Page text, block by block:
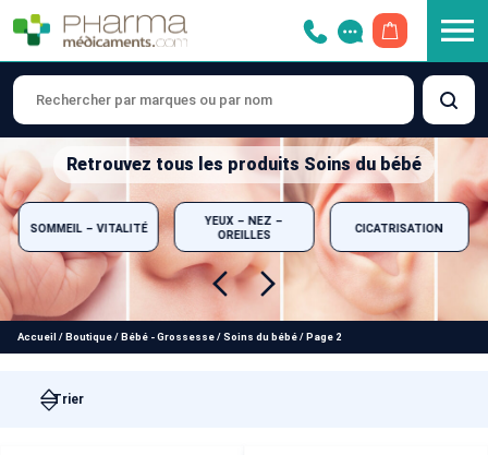
Retrouvez tous les produits Soins du bébé
SOMMEIL – VITALITÉ
YEUX – NEZ –
OREILLES
CICATRISATION
Accueil / Boutique/ Bébé - Grossesse/Soins du bébé/ Page 2